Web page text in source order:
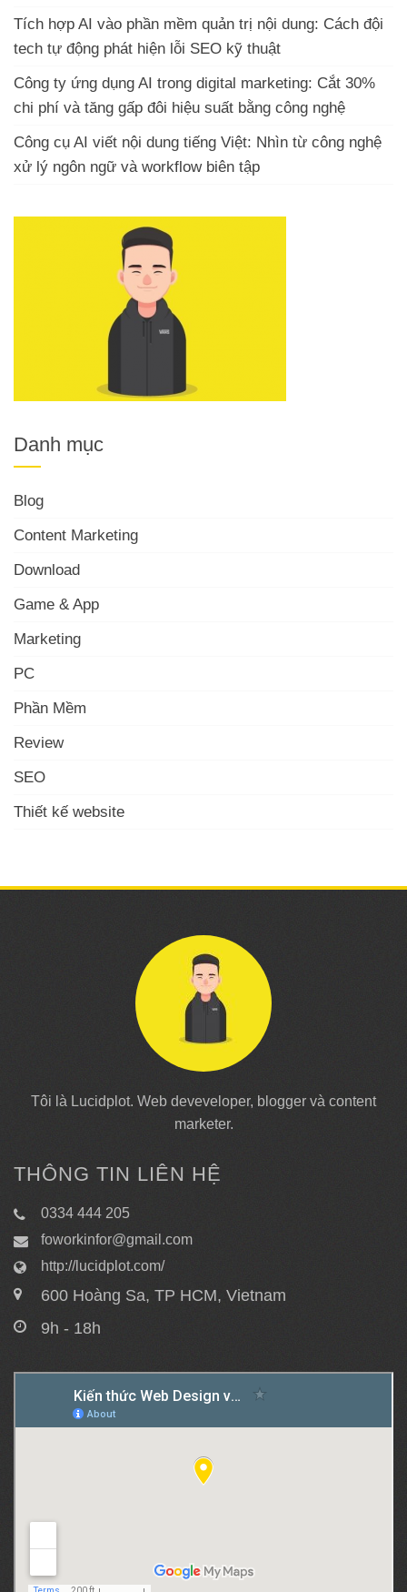
Tích hợp AI vào phần mềm quản trị nội dung: Cách đội
tech tự động phát hiện lỗi SEO kỹ thuật
Công ty ứng dụng AI trong digital marketing: Cắt 30%
chi phí và tăng gấp đôi hiệu suất bằng công nghệ
Công cụ AI viết nội dung tiếng Việt: Nhìn từ công nghệ
xử lý ngôn ngữ và workflow biên tập
Danh mục
Blog
Content Marketing
Download
Game & App
Marketing
PC
Phần Mềm
Review
SEO
Thiết kế website
Tôi là Lucidplot. Web deveveloper, blogger và content
marketer.
THÔNG TIN LIÊN HỆ
0334 444 205
foworkinfor@gmail.com
http://lucidplot.com/
600 Hoàng Sa, TP HCM, Vietnam
9h - 18h